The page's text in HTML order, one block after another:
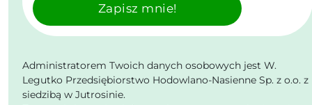
Zapisz mnie!
Administratorem Twoich danych osobowych jest W.
Legutko Przedsiębiorstwo Hodowlano-Nasienne Sp. z o.o. z
siedzibą w Jutrosinie.